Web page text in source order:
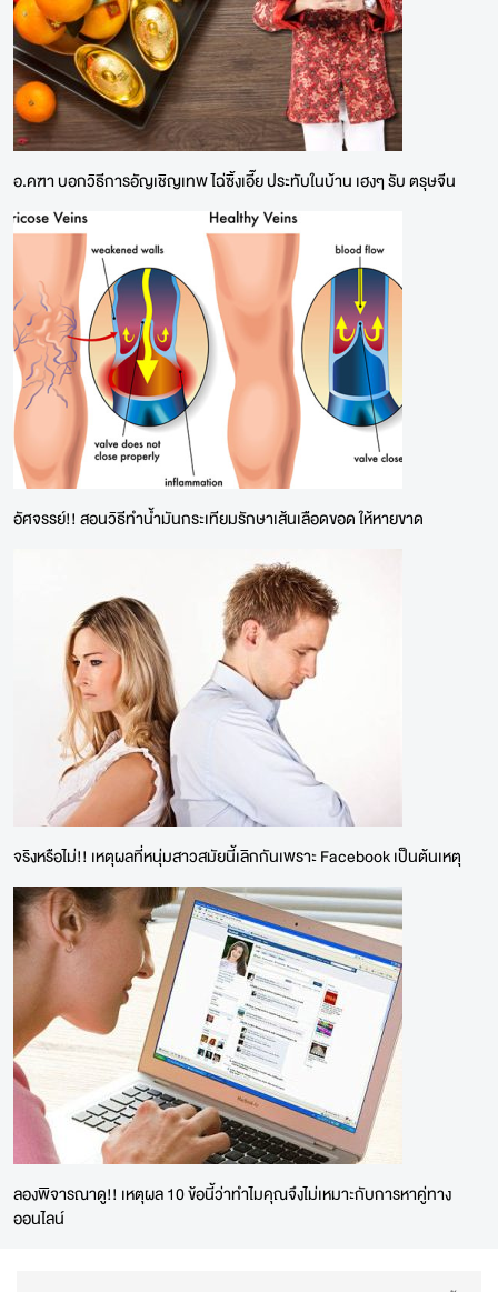
อ.คฑา บอกวิธีการอัญเชิญเทพ ไฉ่ซิ้งเอี๊ย ประทับในบ้าน เฮงๆ รับ ตรุษจีน
อัศจรรย์!! สอนวิธีทำน้ำมันกระเทียมรักษาเส้นเลือดขอด ให้หายขาด
จริงหรือไม่!! เหตุผลที่หนุ่มสาวสมัยนี้เลิกกันเพราะ Facebook เป็นต้นเหตุ
ลองพิจารณาดู!! เหตุผล 10 ข้อนี้ว่าทำไมคุณจึงไม่เหมาะกับการหาคู่ทาง
ออนไลน์